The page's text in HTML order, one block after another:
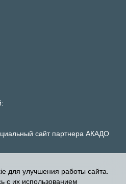
сайт партнера АКАДО
для улучшения работы сайта.
с их использованием